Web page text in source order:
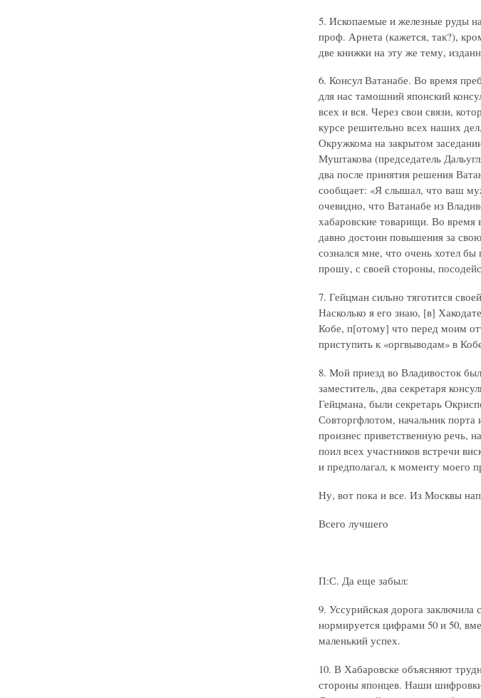
5. Ископаемые и железные руды
проф. Арнета (кажется, так?),
две книжки на эту же тему,
6. Консул Ватанабе. Во время
для нас тамошний японский
всех и вся. Через свои связи,
курсе решительно всех наших
Окружкома на закрытом
Муштакова (председатель
два после принятия решения
сообщает: «Я слышал, что ваш
очевидно, что Ватанабе из
хабаровские товарищи. Во время
давно достоин повышения за
сознался мне, что очень хотел
прошу, с своей стороны,
7. Гейцман сильно тяготится
Насколько я его знаю, [в]
Кобе, п[отому] что перед моим
приступить к «оргвыводам» в
8. Мой приезд во Владивосток
заместитель, два секретаря
Гейцмана, были секретарь
Совторгфлотом, начальник
произнес приветственную речь,
поил всех участников встречи
и предполагал, к моменту моего
Ну, вот пока и все. Из Москвы
Всего лучшего
П:С. Да еще забыл:
9. Уссурийская дорога
нормируется цифрами 50 и 50,
маленький успех.
10. В Хабаровске объясняют
стороны японцев. Наши шифровки